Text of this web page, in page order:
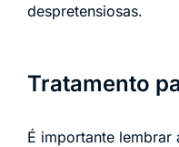
despretensiosas.
Tratamento
É importante lembrar